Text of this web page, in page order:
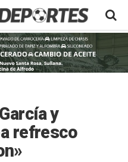
y
refresco